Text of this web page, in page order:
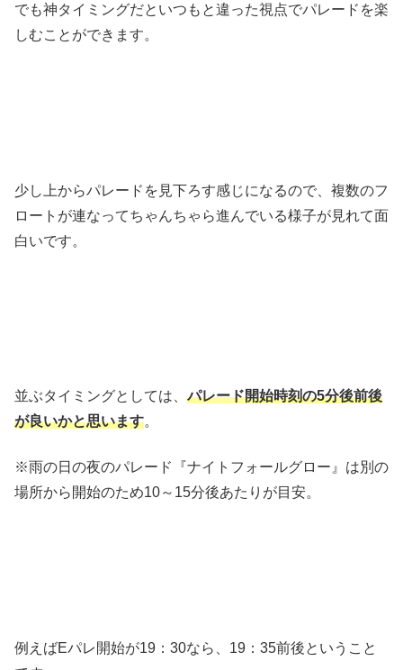
でも神タイミングだといつもと違った視点でパレードを楽
しむことができます。
少し上からパレードを見下ろす感じになるので、複数のフ
ロートが連なってちゃんちゃら進んでいる様子が見れて面
白いです。
並ぶタイミングとしては、パレード開始時刻の5分後前後
が良いかと思います。
※雨の日の夜のパレード『ナイトフォールグロー』は別の
場所から開始のため10～15分後あたりが目安。
例えばEパレ開始が19：30なら、19：35前後ということ